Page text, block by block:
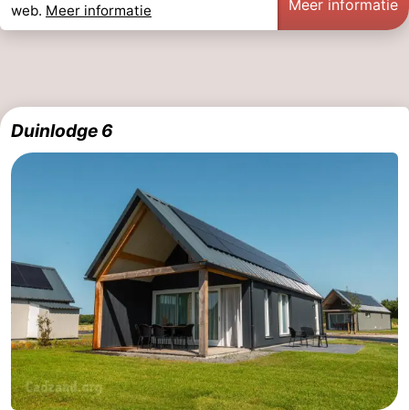
web. Meer informatie Meer informatie
Duinlodge 6